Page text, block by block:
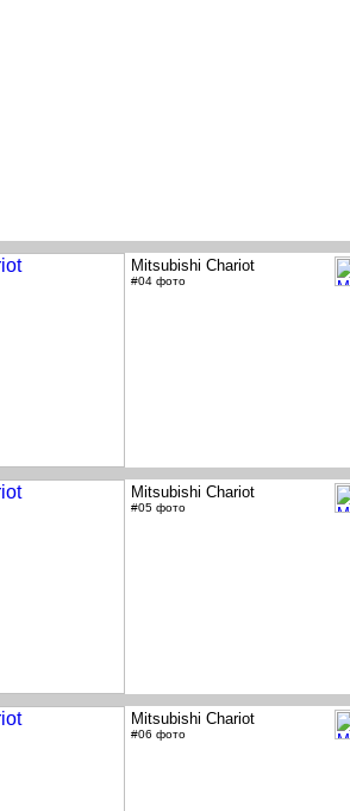
Mitsubishi Chariot
#04 фото
Mitsubishi Chariot
#05 фото
Mitsubishi Chariot
#06 фото